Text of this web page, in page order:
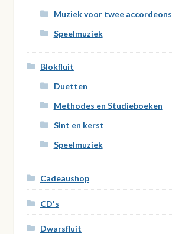
Muziek voor twee accordeons
Speelmuziek
Blokfluit
Duetten
Methodes en Studieboeken
Sint en kerst
Speelmuziek
Cadeaushop
CD's
Dwarsfluit